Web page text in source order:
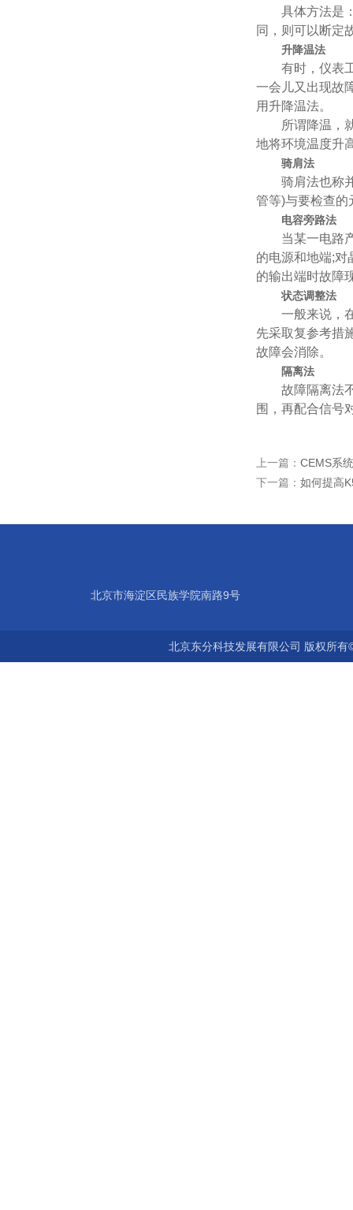
具体方法是：
同，则可以断定
升降温法
有时，仪表工
一会儿又出现故
用升降温法。
所谓降温，就
地将环境温度升
骑肩法
骑肩法也称并
管等)与要检查的
电容旁路法
当某一电路产
的电源和地端;对
的输出端时故障
状态调整法
一般来说，在
先采取复参考措
故障会消除。
隔离法
故障隔离法不
围，再配合信号
上一篇： CEMS系
下一篇： 如何提高
北京市海淀区民族学院南路9号
北京东分科技发展有限公司 版权所